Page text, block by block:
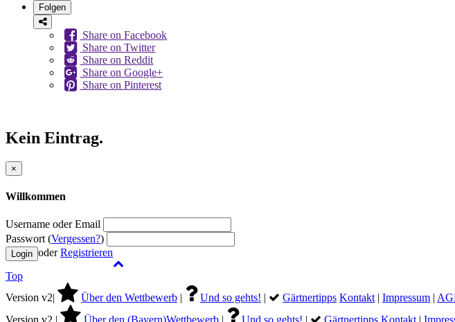
Folgen
Share on Facebook
Share on Twitter
Share on Reddit
Share on Google+
Share on Pinterest
Kein Eintrag.
×
Willkommen
Username oder Email
Passwort (Vergessen?)
oderRegistrieren
Top
Version v2|
Über den Wettbewerb | Und so gehts! | Gärtnertipps Kontakt | Impressum |